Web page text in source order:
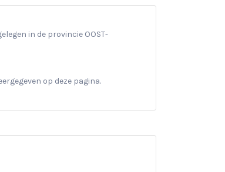
in de provincie OOST-
op deze pagina.